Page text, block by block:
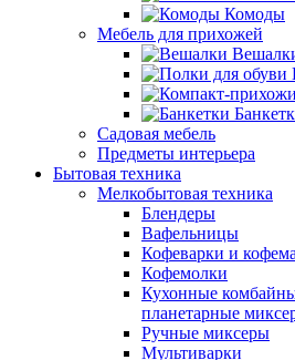
Комоды
Мебель для прихожей
Садовая мебель
Предметы интерьера
Бытовая техника
Мелкобытовая техника
Блендеры
Вафельницы
Кофеварки и
Кофемолки
Кухонные
планетарные
Ручные миксеры
Мультиварки